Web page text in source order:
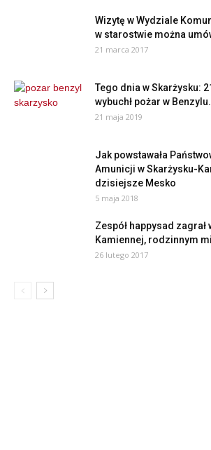
Wizytę w Wydziale
w starostwie można
21 marca 2017
Tego dnia w Skarżysku:
wybuchł pożar w
21 maja 2019
Jak powstawała
Amunicji w Skarżysku-
dzisiejsze Mesko
5 maja 2018
Zespół happysad zagrał
Kamiennej, rodzinnym
26 lutego 2017